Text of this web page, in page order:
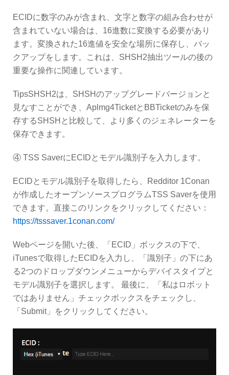
ECIDに数字のみが含まれ、文字と数字の組み合わせが
含まれていない場合は、16進数に変換する必要があり
ます。変換された16進値を安全な場所に保存し、バッ
クアップをします。これは、SHSH2抽出ツールの後の
重要な操作に関連しています。
TipsSHSH2は、SHSHのアップグレードバージョンと
見なすことができ、Aplmg4TicketとBBTicketのみを保
存するSHSHと比較して、より多くのジェネレーターを
保存できます。
④ TSS SaverにECIDとモデル識別子を入力します。
ECIDとモデル識別子を取得したら、Redditor 1Conan
が作成したオープンソースプログラムTSS Saverを使用
できます。直接このリンクをクリックしてください：
https://tsssaver.1conan.com/
Webページを開いた後、「ECID」ボックスの下で、
iTunesで取得したECIDを入力し、「識別子」の下にあ
る2つのドロップダウンメニューからデバイスタイプと
モデル識別子を選択します。 最後に、「私はロボット
ではありません」チェックボックスをチェックし、
「Submit」をクリックしてください。